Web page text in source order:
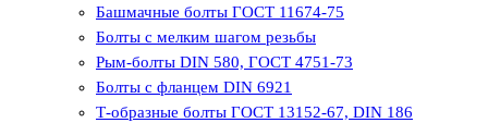
Башмачные болты ГОСТ 11674-75
Болты с мелким шагом резьбы
Рым-болты DIN 580, ГОСТ 4751-73
Болты с фланцем DIN 6921
Т-образные болты ГОСТ 13152-67, DIN 186